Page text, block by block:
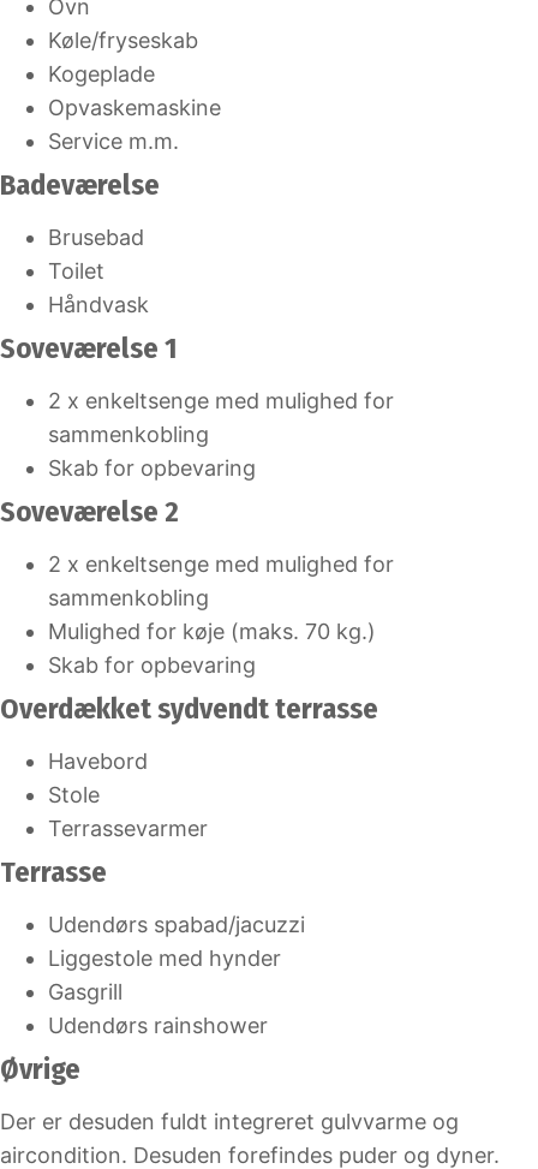
Ovn
Køle/fryseskab
Kogeplade
Opvaskemaskine
Service m.m.
Badeværelse
Brusebad
Toilet
Håndvask
Soveværelse 1
2 x enkeltsenge med mulighed for
sammenkobling
Skab for opbevaring
Soveværelse 2
2 x enkeltsenge med mulighed for
sammenkobling
Mulighed for køje (maks. 70 kg.)
Skab for opbevaring
Overdækket sydvendt terrasse
Havebord
Stole
Terrassevarmer
Terrasse
Udendørs spabad/jacuzzi
Liggestole med hynder
Gasgrill
Udendørs rainshower
Øvrige
Der er desuden fuldt integreret gulvvarme og
aircondition. Desuden forefindes puder og dyner.